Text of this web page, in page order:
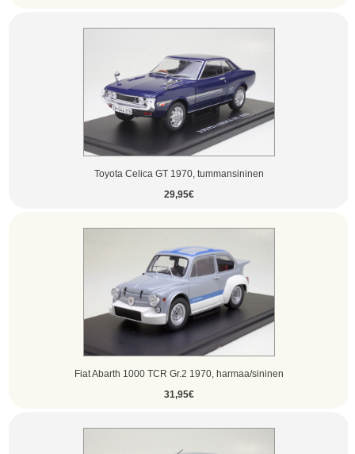
Toyota Celica GT 1970, tummansininen
29,95€
Fiat Abarth 1000 TCR Gr.2 1970, harmaa/sininen
31,95€